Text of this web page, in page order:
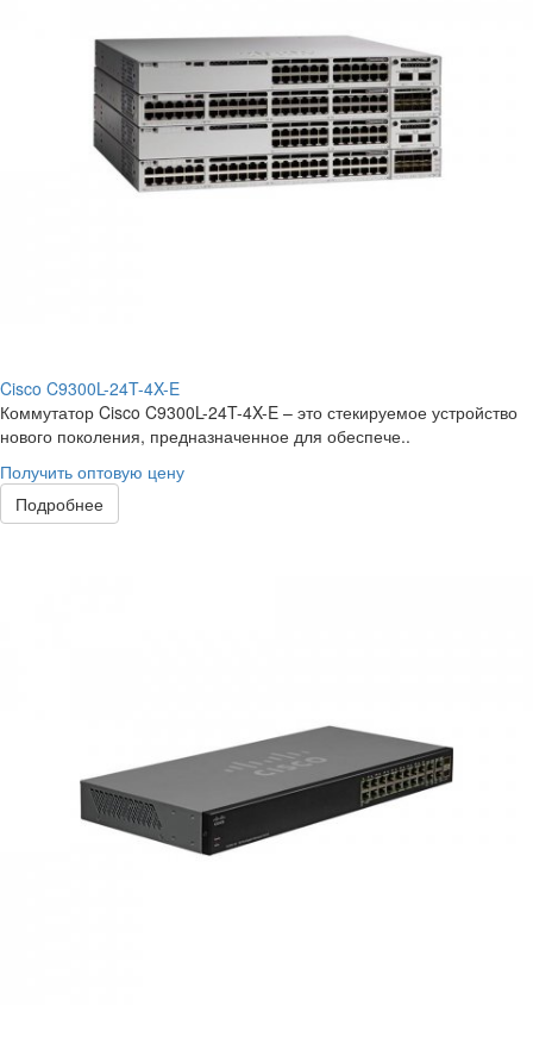
Cisco C9300L-24T-4X-E
Коммутатор Cisco C9300L-24T-4X-E – это стекируемое устройство
нового поколения, предназначенное для обеспече..
Получить оптовую цену
Подробнее